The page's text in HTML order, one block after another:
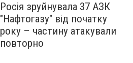
Росія зруйнувала 37 АЗК
"Нафтогазу" від початку
року – частину атакували
повторно